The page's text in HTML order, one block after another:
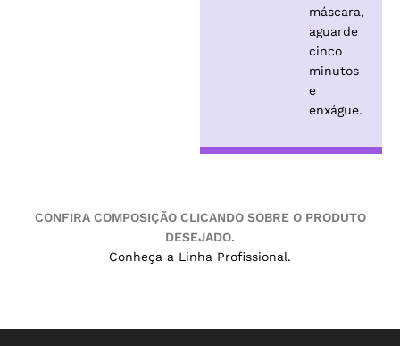
máscara,
aguarde
cinco
minutos
e
enxágue.
CONFIRA COMPOSIÇÃO CLICANDO SOBRE O PRODUTO
DESEJADO.
Conheça a Linha Profissional.